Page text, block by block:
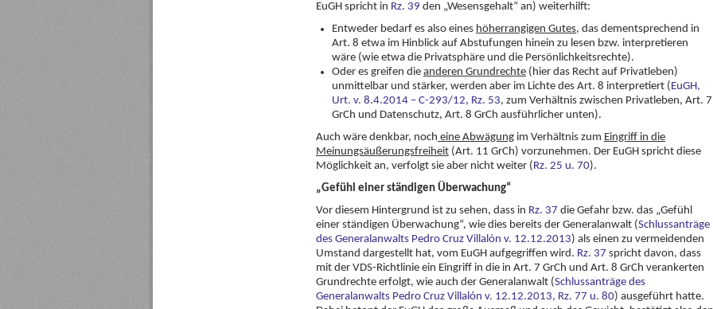
EuGH spricht in Rz. 39 den „Wesensgehalt“ an) weiterhilft:
Entweder bedarf es also eines höherrangigen Gutes, das dementsprechend in
Art. 8 etwa im Hinblick auf Abstufungen hinein zu lesen bzw. interpretieren
wäre (wie etwa die Privatsphäre und die Persönlichkeitsrechte).
Oder es greifen die anderen Grundrechte (hier das Recht auf Privatleben)
unmittelbar und stärker, werden aber im Lichte des Art. 8 interpretiert (EuGH,
Urt. v. 8.4.2014 – C-293/12, Rz. 53, zum Verhältnis zwischen Privatleben, Art. 7
GrCh und Datenschutz, Art. 8 GrCh ausführlicher unten).
Auch wäre denkbar, noch eine Abwägung im Verhältnis zum Eingriff in die
Meinungsäußerungsfreiheit (Art. 11 GrCh) vorzunehmen. Der EuGH spricht diese
Möglichkeit an, verfolgt sie aber nicht weiter (Rz. 25 u. 70).
„Gefühl einer ständigen Überwachung“
Vor diesem Hintergrund ist zu sehen, dass in Rz. 37 die Gefahr bzw. das „Gefühl
einer ständigen Überwachung“, wie dies bereits der Generalanwalt (Schlussanträge
des Generalanwalts Pedro Cruz Villalón v. 12.12.2013) als einen zu vermeidenden
Umstand dargestellt hat, vom EuGH aufgegriffen wird. Rz. 37 spricht davon, dass
mit der VDS-Richtlinie ein Eingriff in die in Art. 7 GrCh und Art. 8 GrCh verankerten
Grundrechte erfolgt, wie auch der Generalanwalt (Schlussanträge des
Generalanwalts Pedro Cruz Villalón v. 12.12.2013, Rz. 77 u. 80) ausgeführt hatte.